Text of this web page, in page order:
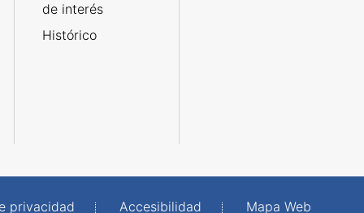
de interés
Histórico
privacidad Accesibilidad Mapa Web